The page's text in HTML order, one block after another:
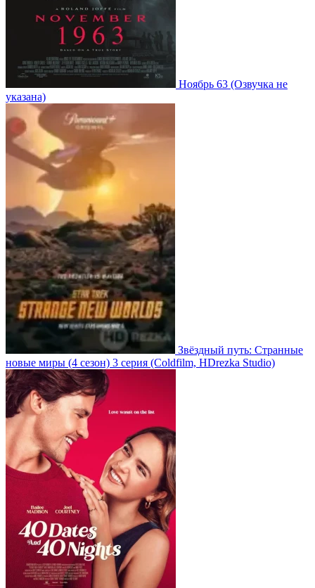
Ноябрь 63 (Озвучка не
указана)
Звёздный путь: Странные
новые миры (4 сезон) 3 серия (Coldfilm, HDrezka Studio)